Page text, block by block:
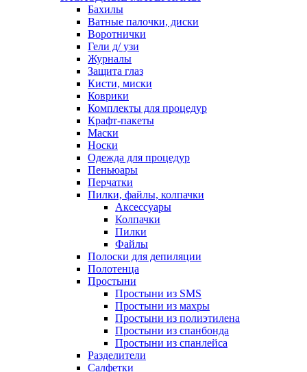
Бахилы
Ватные палочки, диски
Воротнички
Гели д/ узи
Журналы
Защита глаз
Кисти, миски
Коврики
Комплекты для процедур
Крафт-пакеты
Маски
Носки
Одежда для процедур
Пеньюары
Перчатки
Пилки, файлы, колпачки
Аксессуары
Колпачки
Пилки
Файлы
Полоски для депиляции
Полотенца
Простыни
Простыни из SMS
Простыни из махры
Простыни из полиэтилена
Простыни из спанбонда
Простыни из спанлейса
Разделители
Салфетки